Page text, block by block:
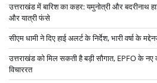
उत्तराखंड में बारिश का कहर: यमुनोत्री और बदरीनाथ
और यात्री फंसे
सीएम धामी ने दिए हाई अलर्ट के निर्देश, भारी वर्षा के
उत्तराखंड को मिल सकती है बड़ी सौगात, EPFO के
विचाररत